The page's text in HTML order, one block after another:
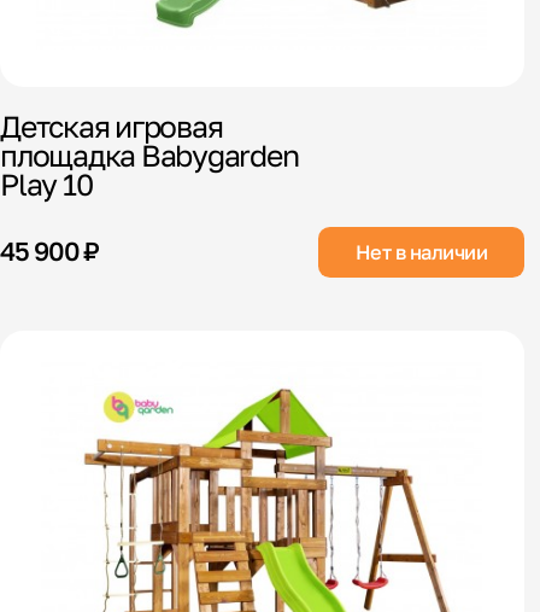
Детская игровая
площадка Babygarden
Play 10
45 900 ₽ Нет в наличии